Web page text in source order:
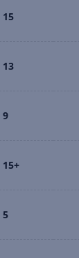
15
13
9
15+
5